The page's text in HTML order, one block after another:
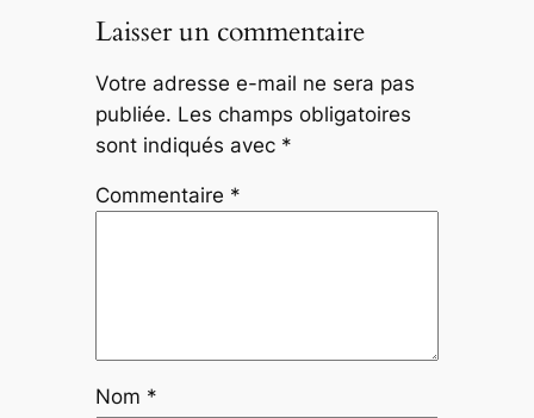
Laisser un commentaire
Votre adresse e-mail ne sera pas
publiée. Les champs obligatoires
sont indiqués avec *
Commentaire *
Nom *